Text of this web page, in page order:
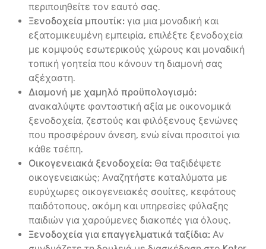
περιποιηθείτε τον εαυτό σας.
Ξενοδοχεία μπουτίκ: για μια μοναδική και
εξατομικευμένη εμπειρία, επιλέξτε ξενοδοχεία
με κομψούς εσωτερικούς χώρους και μοναδική
τοπική γοητεία που κάνουν τη διαμονή σας
αξέχαστη.
Διαμονή με χαμηλό προϋπολογισμό:
ανακαλύψτε φανταστική αξία με οικονομικά
ξενοδοχεία, ζεστούς και φιλόξενους ξενώνες
που προσφέρουν άνεση, ενώ είναι προσιτοί για
κάθε τσέπη.
Οικογενειακά ξενοδοχεία: Θα ταξιδέψετε
οικογενειακώς; Αναζητήστε καταλύματα με
ευρύχωρες οικογενειακές σουίτες, κεφάτους
παιδότοπους, ακόμη και υπηρεσίες φύλαξης
παιδιών για χαρούμενες διακοπές για όλους.
Ξενοδοχεία για επαγγελματικά ταξίδια: Αν